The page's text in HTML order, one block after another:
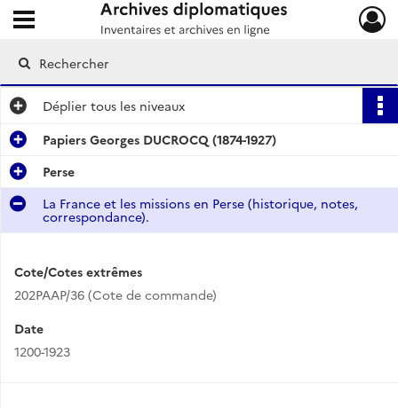
Archives diplomatiques
Ouvrir le menu déroulant
Déplier tous les niveaux
Papiers Georges DUCROCQ (1874-1927)
Perse
La France et les missions en Perse (historique, notes,
correspondance).
Cote/Cotes extrêmes
202PAAP/36 (Cote de commande)
Date
1200-1923